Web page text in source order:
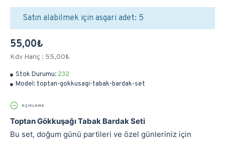
Stok Durumu: 232
Model: toptan-gokkusagi-tabak-bardak-set
55,00₺
Kdv Hariç : 55,00₺
Satın alabilmek için asgari adet: 5
AÇIKLAMA
Toptan Gökkuşağı Tabak Bardak Seti
Bu set, doğum günü partileri ve özel günleriniz için